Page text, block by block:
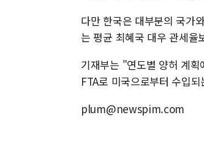
다만 한국은 대부분의 국가
는 평균 최혜국 대우 관세율
기재부는 "연도별 양허 계
FTA로 미국으로부터 수입
plum@newspim.com